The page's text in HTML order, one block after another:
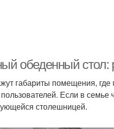
обеденный
габариты помещения,
Если в
столешницей.